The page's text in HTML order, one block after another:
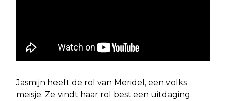
Jasmijn heeft de rol van Meridel, een volks
meisje. Ze vindt haar rol best een uitdaging